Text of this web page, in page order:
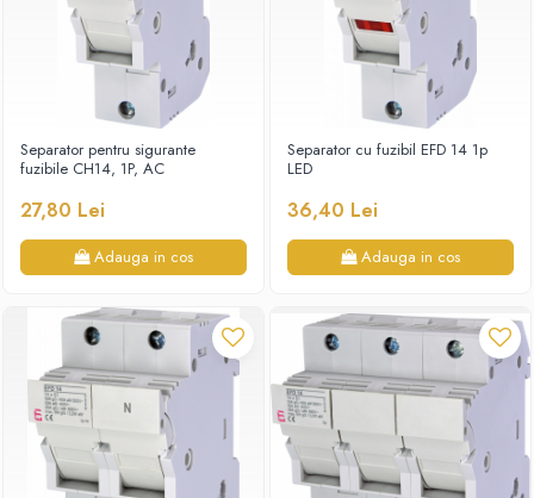
Separator pentru sigurante
fuzibile CH14, 1P, AC
27,80 Lei
Adauga in cos
Separator cu fuzibil EFD 14 1p
LED
36,40 Lei
Adauga in cos